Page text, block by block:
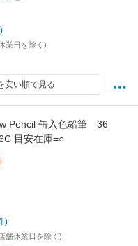
業日を除く)
安い順で見る
Pencil 缶入色鉛筆 36
目安在庫=○
)
舗休業日を除く)